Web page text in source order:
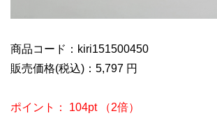
商品コード：kiri151500450
販売価格(税込)：5,797 円
ポイント： 104pt （2倍）